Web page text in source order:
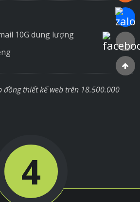
Chat
10G dung lượng
thiết kế web trên 18.500.000
4